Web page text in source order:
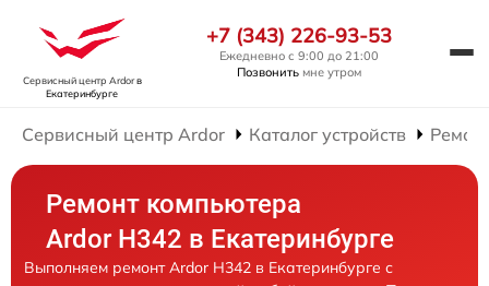
Сервисный центр Ardorв
Екатеринбурге
+7 (343) 226-93-53
Ежедневно с 9:00 до 21:00
Позвонить мне утром
Сервисный центр Ardor Каталог устройств
Ремонт компьютера
Ardor H342 в Екатеринбурге
Выполняем ремонт Ardor H342 в Екатеринбурге с